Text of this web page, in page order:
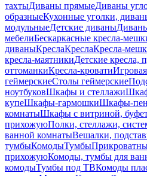
тахтыДиваны прямыеДиваны
образныеКухонные уголки,
модульныеДетские диваны
мебелиБескаркасные кресла-
диваныКреслаКреслаКресла-
кресла-маятникиДетские кресла,
оттоманкиКресла-кровати
геймерскиеСтолы геймерские
ноутбуковШкафы и стеллажи
купеШкафы-гармошкиШкафы-
комнатыШкафы с витриной,
прихожуюПолки, стеллажи,
ванной комнатыВешалки,
тумбыКомодыТумбы
прихожуюКомоды, тумбы для
комодыТумбы под ТВКомоды